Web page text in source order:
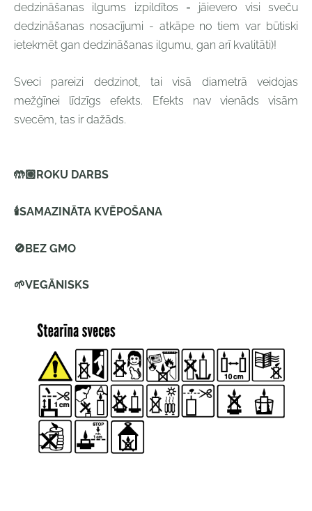
dedzināšanas ilgums izpildītos = jāievero visi sveču
dedzināšanas nosacījumi - atkāpe no tiem var būtiski
ietekmēt gan dedzināšanas ilgumu, gan arī kvalitāti)!
Sveci pareizi dedzinot, tai visā diametrā veidojas
mežģīnei līdzīgs efekts. Efekts nav vienāds visām
svecēm, tas ir dažāds.
🤲🏼 ROKU DARBS
🕯SAMAZINĀTA KVĒPOŠANA
🚫BEZ GMO
🌱VEGĀNISKS